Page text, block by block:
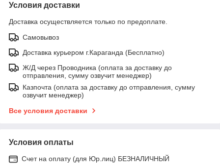
Условия доставки
Доставка осуществляется только по предоплате.
Самовывоз
Доставка курьером г.Караганда (Бесплатно)
Ж/Д через Проводника (оплата за доставку до
отправления, сумму озвучит менеджер)
Казпочта (оплата за доставку до отправления, сумму
озвучит менеджер)
Все условия доставки
Условия оплаты
Счет на оплату (для Юр.лиц) БЕЗНАЛИЧНЫЙ